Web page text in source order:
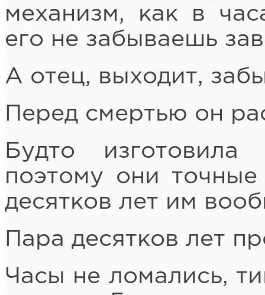
механизм, как в
его не забываешь
А отец, выходит,
Перед смертью он
Будто
поэтому они
десятков лет им
Пара десятков лет
Часы не ломались,